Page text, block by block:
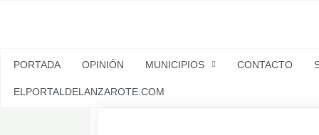
PORTADA OPINIÓN MUNICIPIOS CONTACTO
ELPORTALDELANZAROTE.COM